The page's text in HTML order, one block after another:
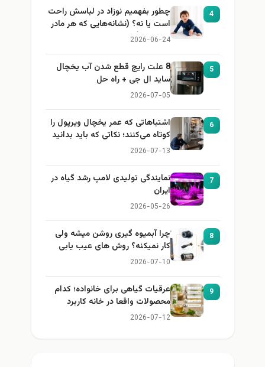
4
چطور بفهمیم نوزاد در لباسش راحت
است یا نه؟ (نشانه‌هایی که هر مادر
باید بداند)
2026-06-24
5
8 علت رایج قطع شدن آب یخچال
ساید ال جی + راه حل
2026-07-05
6
اشتباهاتی که عمر یخچال ویرپول را
کوتاه می‌کنند؛ نکاتی که باید بدانید
2026-07-13
7
نمایندگی تولیدی لامپ رشد گیاه در
ایران
2026-05-26
8
چرا آبمیوه گیری روشن میشه ولی
کار نمیکنه؟ روش های عیب یابی
2026-07-10
9
عرقیات گیاهی برای خانواده؛ کدام
محصولات واقعا در خانه کاربرد
دارند؟
2026-07-12